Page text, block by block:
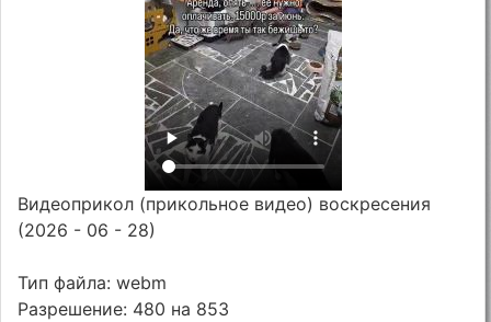
Видеоприкол (прикольное видео) воскресения
(2026 - 06 - 28)
Тип файла: webm
Разрешение: 480 на 853